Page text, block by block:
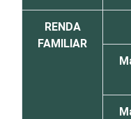
RENDA
FAMILIAR